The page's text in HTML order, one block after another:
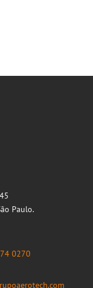
Paulo.
0270